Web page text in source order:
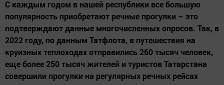
С каждым годом в нашей республики все большую
популярность приобретают речные прогулки – это
подтверждают данные многочисленных опросов. Так, в
2022 году, по данным Татфлота, в путешествия на
круизных теплоходах отправились 260 тысяч человек,
еще более 250 тысяч жителей и туристов Татарстана
совершили прогулки на регулярных речных рейсах